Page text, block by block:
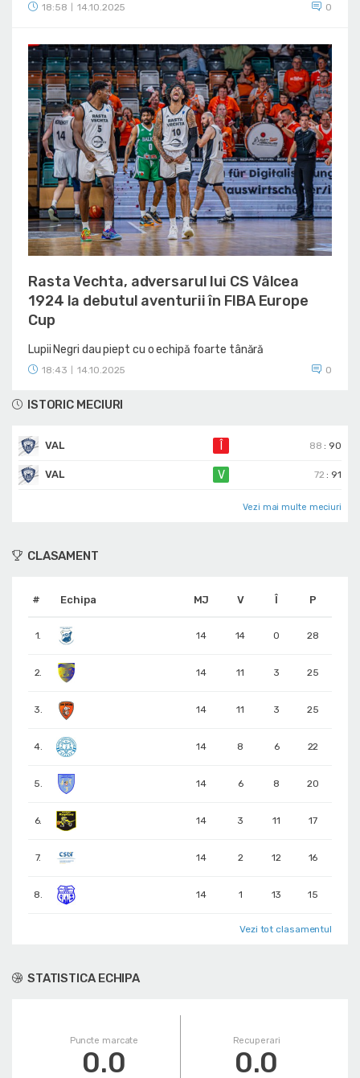
ISTORIC MECIURI
VAL 88 : 90
VAL V 72 : 91
Vezi mai multe meciuri
18:58 14.10.2025 0
Rasta Vechta, adversarul lui CS Vâlcea
1924 la debutul aventurii în FIBA Europe
Cup
Lupii Negri dau piept cu o echipă foarte tânără
18:43 14.10.2025 0
CLASAMENT
# Echipa MJ V Î P
1. 14 14 0 28
2. 14 11 3 25
3. 14 11 3 25
4. 14 8 6 22
5. 14 6 8 20
6. 14 3 11 17
7. 14 2 12 16
8. 14 1 13 15
Vezi tot clasamentul
STATISTICA ECHIPA
Puncte marcate
0.0
Recuperari
0.0